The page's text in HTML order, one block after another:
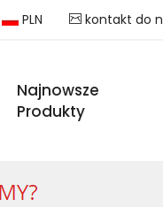
PLN kontakt do
Najnowsze
Produkty